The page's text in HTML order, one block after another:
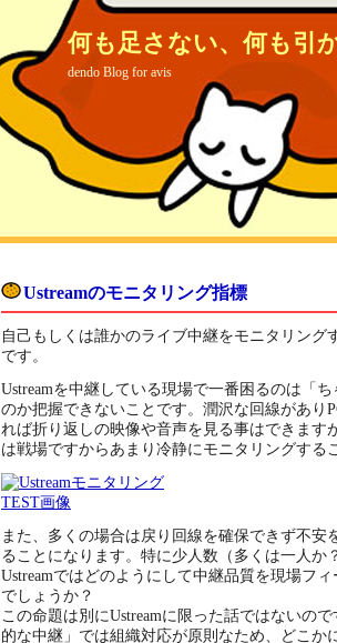
何も足さない、何も引
dendo Blog for avis
Ustreamのモニタリング指標
自己もしくは誰かのライブ中継をモニタリング
です。
Ustreamを中継している現場で一番困るのは「
のか把握できないことです。潤沢な回線があり
れば折り返しの映像や音声を見る事はできます
は戦場ですからあまり冷静にモニタリングする
また、多くの場合は戻り回線を確保できず不安
ることになります。特に少人数（多くは一人か
Ustreamではどのようにして中継品質を現場フ
でしょうか？
この命題は別にUstreamに限った話ではないの
的な中継」では組織対応が原則なため、どこか